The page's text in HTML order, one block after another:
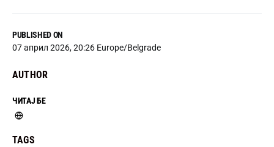
PUBLISHED ON
07 април 2026, 20:26 Europe/Belgrade
AUTHOR
ЧИТАЈ БЕ
TAGS